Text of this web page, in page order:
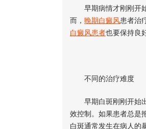
早期病情才刚刚开始
而， 晚期白癜风患者治
白癜风患者也要保持良
不同的治疗难度
早期白斑刚刚开始出
效控制。如果患者总是
白斑通常发生在病人的